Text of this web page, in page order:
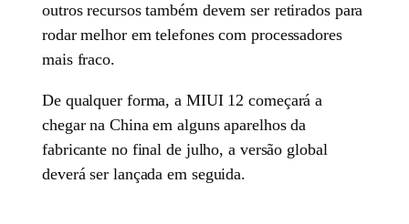
outros recursos também devem ser retirados para
rodar melhor em telefones com processadores
mais fraco.
De qualquer forma, a MIUI 12 começará a
chegar na China em alguns aparelhos da
fabricante no final de julho, a versão global
deverá ser lançada em seguida.